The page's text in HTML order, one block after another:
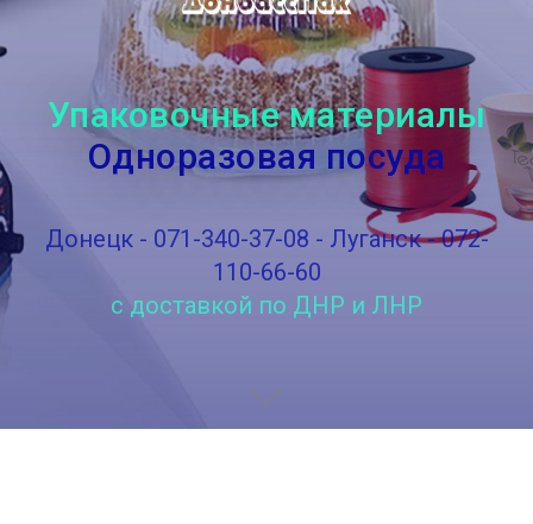
Упаковочные материалы
Одноразовая посуда
Донецк - 071-340-37-08 - Луганск - 072-
110-66-60
с доставкой по ДНР и ЛНР